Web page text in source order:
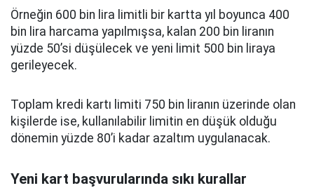
Örneğin 600 bin lira limitli bir kartta yıl boyunca 400
bin lira harcama yapılmışsa, kalan 200 bin liranın
yüzde 50’si düşülecek ve yeni limit 500 bin liraya
gerileyecek.
Toplam kredi kartı limiti 750 bin liranın üzerinde olan
kişilerde ise, kullanılabilir limitin en düşük olduğu
dönemin yüzde 80’i kadar azaltım uygulanacak.
Yeni kart başvurularında sıkı kurallar